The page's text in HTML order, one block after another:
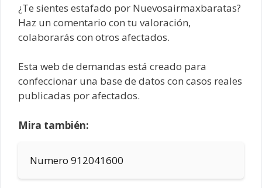
¿Te sientes estafado por Nuevosairmaxbaratas?
Haz un comentario con tu valoración,
colaborarás con otros afectados.
Esta web de demandas está creado para
confeccionar una base de datos con casos reales
publicadas por afectados.
Mira también:
Numero 912041600